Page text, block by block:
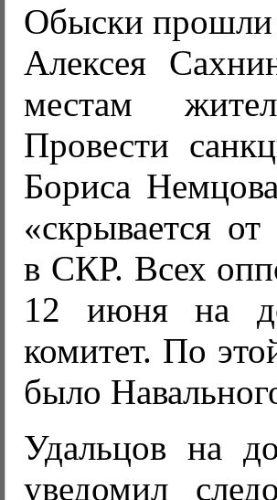
Обыски прошли
Алексея
местам
Провести
Бориса
«скрывается
в СКР. Всех
12 июня на
комитет. По
было
Удальцов на
уведомил